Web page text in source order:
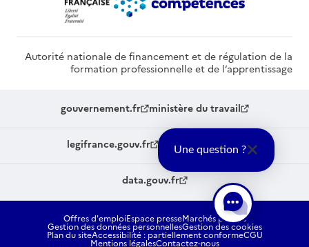
Autorité nationale de financement et de régulation de la
formation professionnelle et de l’apprentissage
gouvernement.fr ministère du travail
legifrance.gouv.fr service-public.fr
data.gouv.fr
Offres d'emploiEspace presseMarchés publics
Gestion des données personnellesGestion des cookies
Plan du siteAccessibilité : partiellement conformeCGU
Mentions légalesContactez-nous
Une question ?